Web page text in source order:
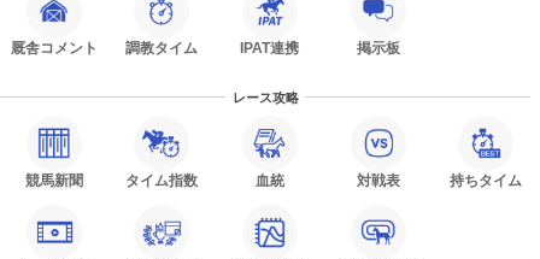
厩舎コメント 調教タイム IPAT連携 掲示板
レース攻略
競馬新聞 タイム指数 血統 対戦表 持ちタイム